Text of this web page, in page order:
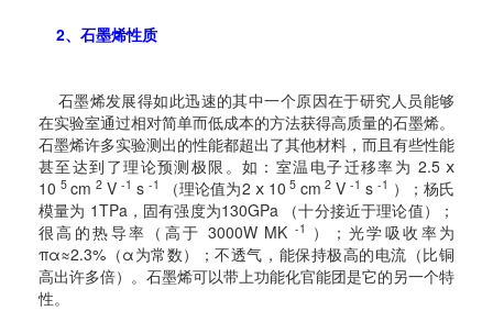
2、石墨烯性质
石墨烯发展得如此迅速的其中一个原因在于研究人员能够
在实验室通过相对简单而低成本的方法获得高质量的石墨烯。
石墨烯许多实验测出的性能都超出了其他材料，而且有些性能
甚至达到了理论预测极限。如：室温电子迁移率为 2.5 ⅹ
105cm2 V-1 s-1 （理论值为2 ⅹ 10 5cm 2V -1 s -1 ）；杨氏
模量为 1TPa，固有强度为130GPa （十分接近于理论值）；
很高的热导率（高于 3000W MK -1
）；光学吸收率为
πα≈2.3%（α为常数）；不透气，能保持极高的电流（比铜
高出许多倍）。石墨烯可以带上功能化官能团是它的另一个特
性。